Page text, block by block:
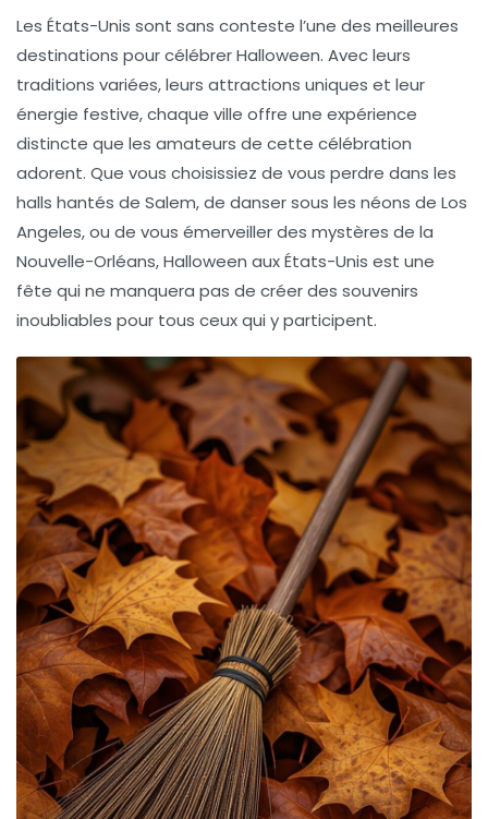
Les États-Unis sont sans conteste l’une des meilleures
destinations pour célébrer Halloween. Avec leurs
traditions variées, leurs attractions uniques et leur
énergie festive, chaque ville offre une expérience
distincte que les amateurs de cette célébration
adorent. Que vous choisissiez de vous perdre dans les
halls hantés de Salem, de danser sous les néons de Los
Angeles, ou de vous émerveiller des mystères de la
Nouvelle-Orléans, Halloween aux États-Unis est une
fête qui ne manquera pas de créer des souvenirs
inoubliables pour tous ceux qui y participent.